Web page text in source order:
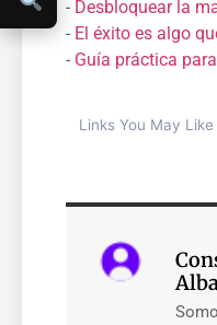
- Desbloquear la
- El éxito es algo
- Guía práctica